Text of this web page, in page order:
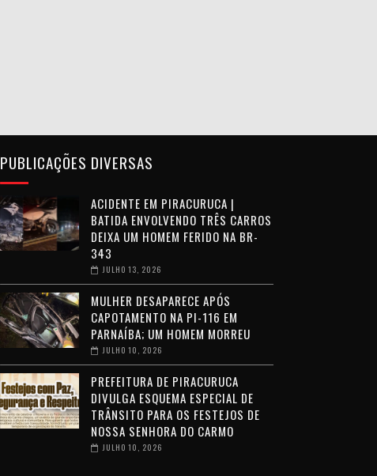
PUBLICAÇÕES DIVERSAS
ACIDENTE EM PIRACURUCA |
BATIDA ENVOLVENDO TRÊS CARROS
DEIXA UM HOMEM FERIDO NA BR-
343
JULHO 13, 2026
MULHER DESAPARECE APÓS
CAPOTAMENTO NA PI-116 EM
PARNAÍBA; UM HOMEM MORREU
JULHO 10, 2026
PREFEITURA DE PIRACURUCA
DIVULGA ESQUEMA ESPECIAL DE
TRÂNSITO PARA OS FESTEJOS DE
NOSSA SENHORA DO CARMO
JULHO 10, 2026